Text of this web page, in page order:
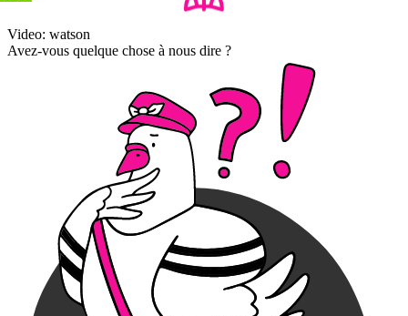
Video: watson
Avez-vous quelque chose à nous dire ?